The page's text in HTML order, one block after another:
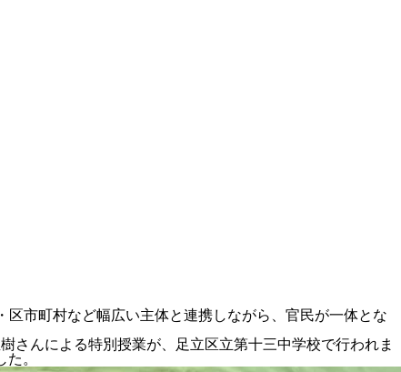
市町村など幅広い主体と連携しながら、官民が一体とな
さんによる特別授業が、足立区立第十三中学校で行われま
。